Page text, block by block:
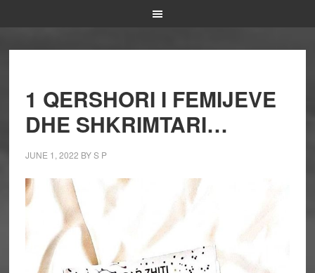
1 QERSHORI I FEMIJEVE
DHE SHKRIMTARI…
JUNE 1, 2022 BYS P